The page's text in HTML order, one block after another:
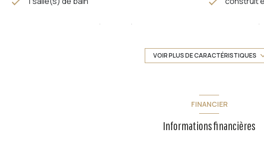
cuisine américaine (équipée) 1
1
VOIR PLUS DE CARACTÉRISTIQUES
FINANCIER
Informations financières